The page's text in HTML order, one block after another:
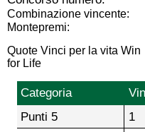
Combinazione vincente:
Montepremi:
Quote Vinci per la vita Win
for Life
Categoria
Punti 5
1